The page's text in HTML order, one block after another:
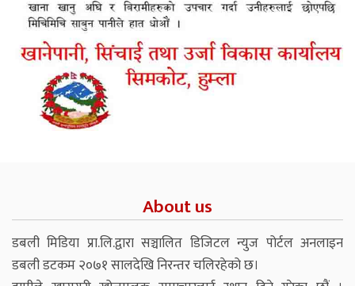
About us
डबली मिडिया प्रा.लि.द्वारा सञ्चालित डिजिटल न्युज पोर्टल अनलाइन
डबली डटकम २०७१ सालदेखि निरन्तर चलिरहेको छ।